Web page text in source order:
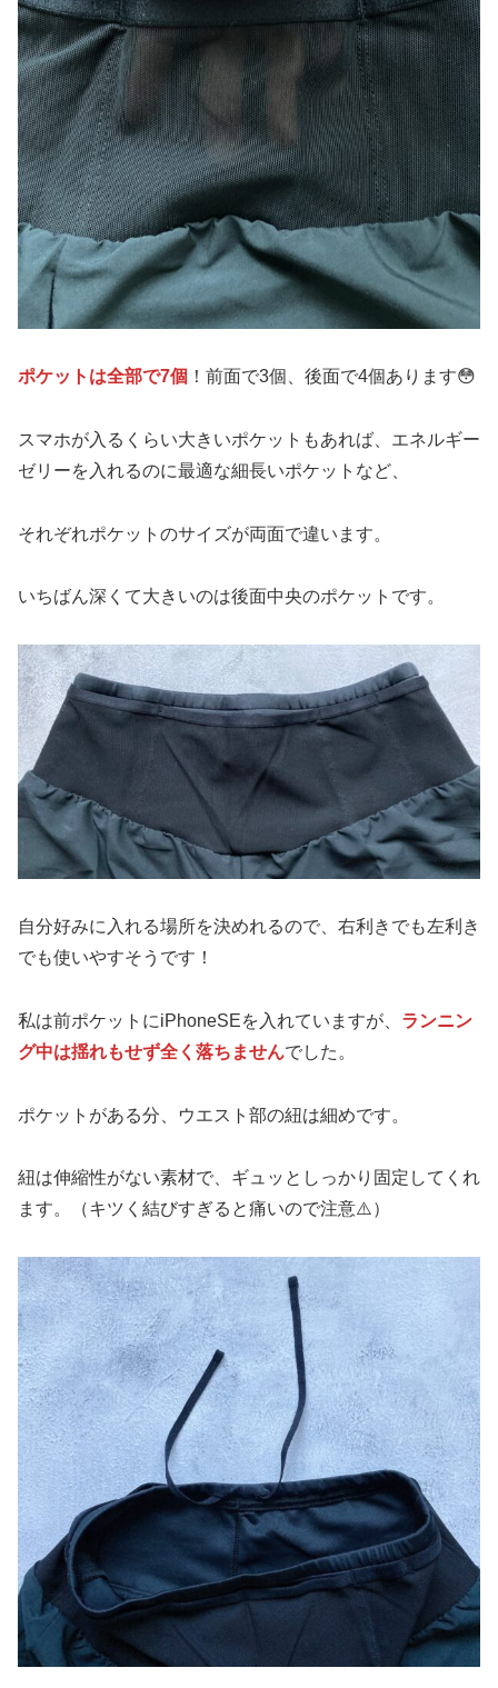
ポケットは全部で7個 ！前面で3個、後面で4個あります😳
スマホが入るくらい大きいポケットもあれば、エネルギー
ゼリーを入れるのに最適な細長いポケットなど、
それぞれポケットのサイズが両面で違います。
いちばん深くて大きいのは後面中央のポケットです。
自分好みに入れる場所を決めれるので、右利きでも左利き
でも使いやすそうです！
私は前ポケットにiPhoneSEを入れていますが、 ランニン
グ中は揺れもせず全く落ちませんでした。
ポケットがある分、ウエスト部の紐は細めです。
紐は伸縮性がない素材で、ギュッとしっかり固定してくれ
ます。（キツく結びすぎると痛いので注意⚠️）